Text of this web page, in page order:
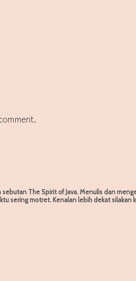
The Spirit of Java. Menulis dan
sering motret. Kenalan lebih dekat silakan